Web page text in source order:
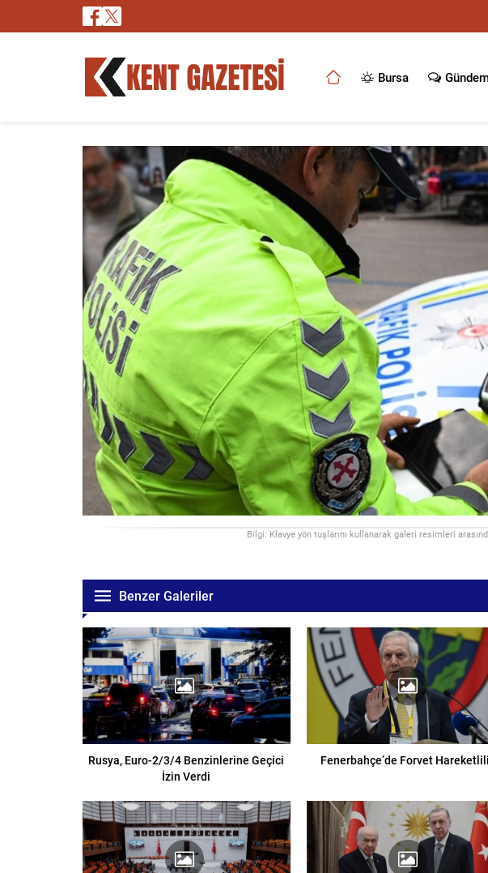
Bursa
Bilgi: Klavye yön tuşlarını kullanarak galeri resimleri
Benzer Galeriler
Rusya, Euro-2/3/4 Benzinlerine Geçici
İzin Verdi
Fenerbahçe’de Forvet